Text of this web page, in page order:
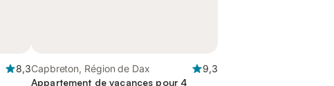
8,3Capbreton, Région de Dax
9,3
Appartement de vacances pour 4